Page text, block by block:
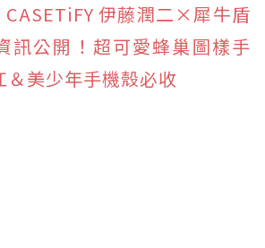
CASETiFY 伊藤潤二×犀牛盾
訊公開！超可愛蜂巢圖樣手
＆美少年手機殼必收